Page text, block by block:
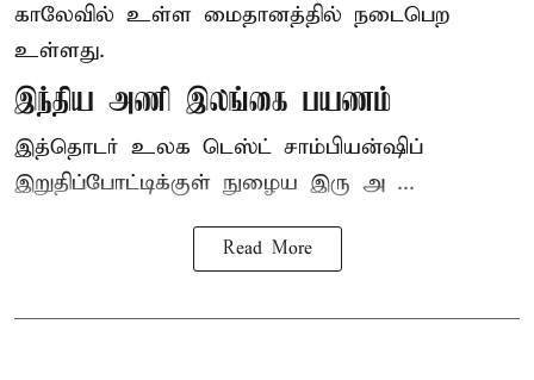
காலேவில் உள்ள மைதானத்தில் நடைபெற
உள்ளது.
இந்திய அணி இலங்கை பயணம்
இத்தொடர் உலக டெஸ்ட் சாம்பியன்ஷிப்
இறுதிப்போட்டிக்குள் நுழைய இரு அ ...
Read More